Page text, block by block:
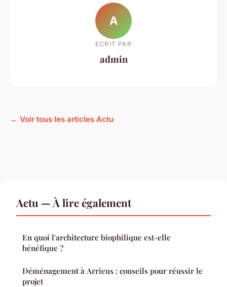
A
ECRIT PAR
admin
← Voir tous les articles Actu
Actu — À lire également
En quoi l'architecture biophilique est-elle
bénéfique ?
Déménagement à Arrieus : conseils pour réussir le
projet